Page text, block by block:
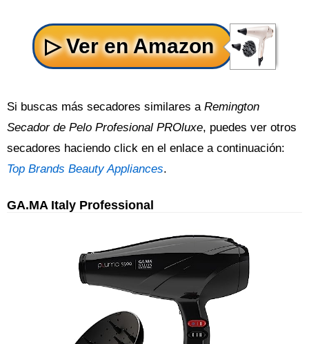
Si buscas más secadores similares a Remington
Secador de Pelo Profesional PROluxe, puedes ver otros
secadores haciendo click en el enlace a continuación:
Top Brands Beauty Appliances.
GA.MA Italy Professional